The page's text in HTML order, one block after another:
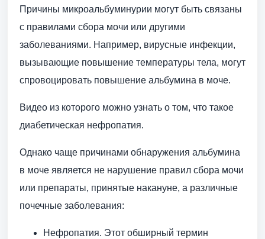
Причины микроальбуминурии могут быть связаны
с правилами сбора мочи или другими
заболеваниями. Например, вирусные инфекции,
вызывающие повышение температуры тела, могут
спровоцировать повышение альбумина в моче.
Видео из которого можно узнать о том, что такое
диабетическая нефропатия.
Однако чаще причинами обнаружения альбумина
в моче является не нарушение правил сбора мочи
или препараты, принятые накануне, а различные
почечные заболевания:
Нефропатия. Этот обширный термин